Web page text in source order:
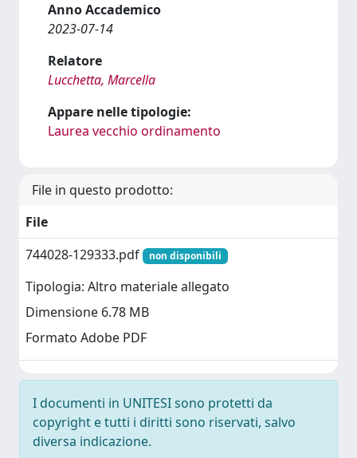
Anno Accademico
2023-07-14
Relatore
Lucchetta, Marcella
Appare nelle tipologie:
Laurea vecchio ordinamento
File in questo prodotto:
File
744028-129333.pdf
non disponibili
Tipologia: Altro materiale allegato
Dimensione 6.78 MB
Formato Adobe PDF
I documenti in UNITESI sono protetti da
copyright e tutti i diritti sono riservati, salvo
diversa indicazione.